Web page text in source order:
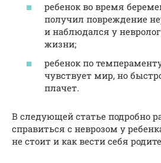
ребенок во время
получил повреждение
и наблюдался у
жизни;
ребенок по
чувствует мир, но
плачет.
В следующей статье подробно
справиться с неврозом у
не стоит и как вести себя